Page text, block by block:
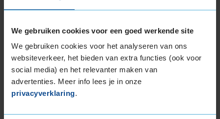
We gebruiken cookies voor een goed werkende site
We gebruiken cookies voor het analyseren van ons
websiteverkeer, het bieden van extra functies (ook voor
social media) en het relevanter maken van
advertenties. Meer info lees je in onze
privacyverklaring.
of
Beschikbare bandenmaten
18-inch banden
225/60R18 104H EXTRALOAD
235/50R18 101V EXTRALOAD